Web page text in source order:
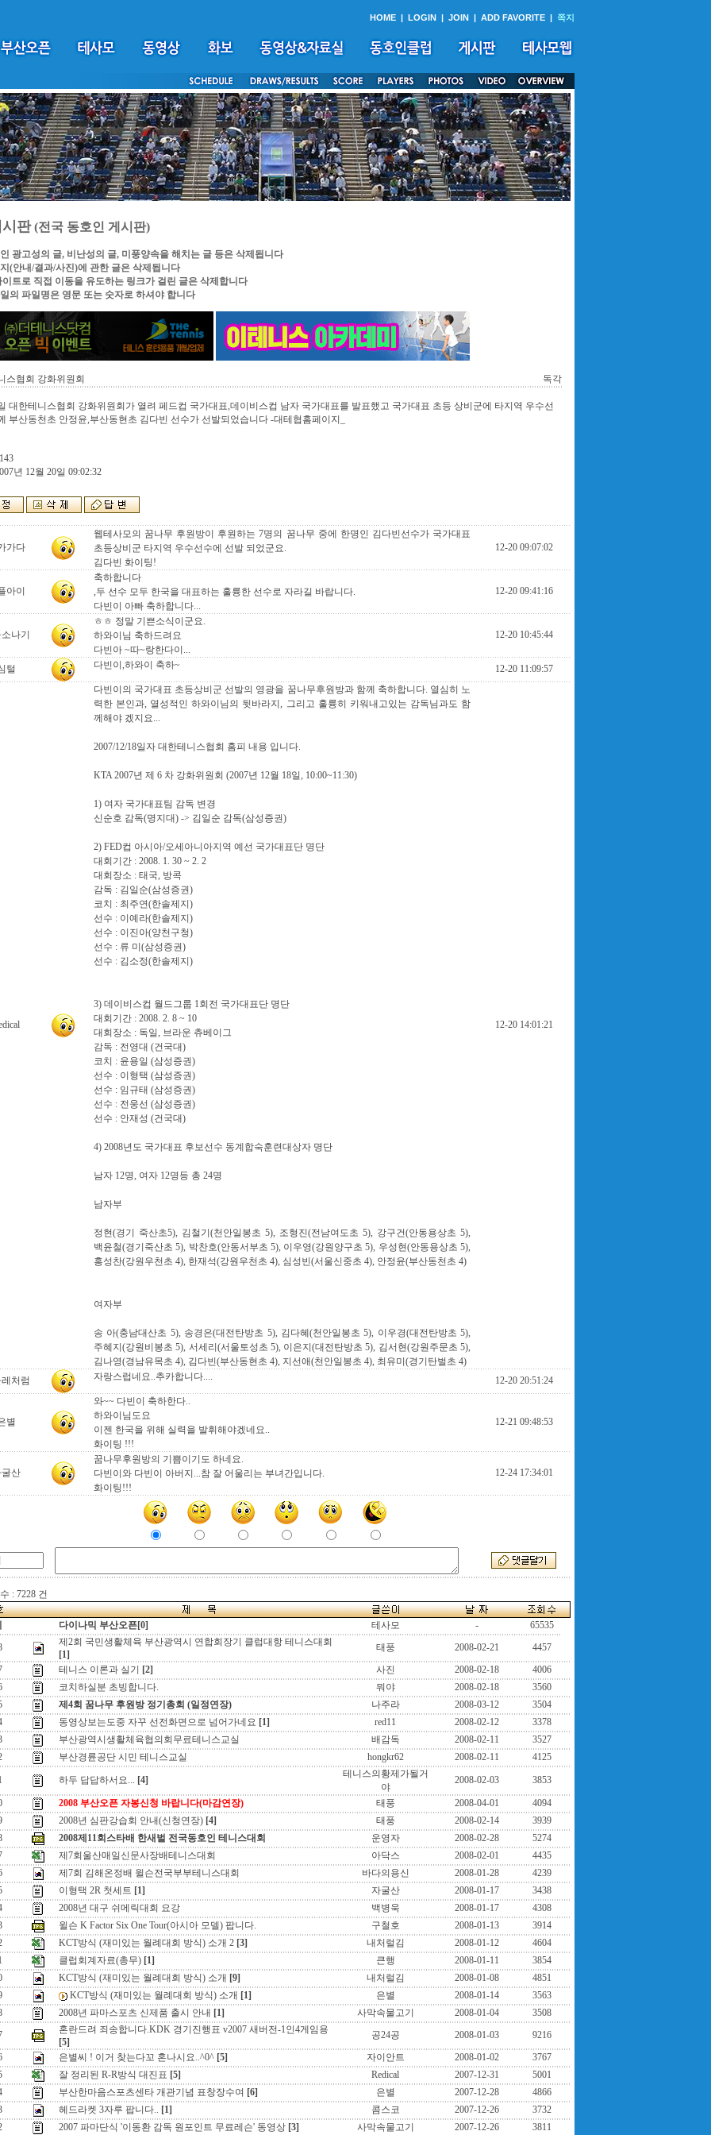
HOME | LOGIN | JOIN | ADD FAVORITE | 쪽지
판(전국 동호인 게시판)
광고성의 글, 비난성의 글, 미풍양속을 해치는 글 등은 삭제됩니다
(안내/결과/사진)에 관한 글은 삭제됩니다
트로 직접 이동을 유도하는 링크가 걸린 글은 삭제합니다
의 파일명은 영문 또는 숫자로 하셔야 합니다
스협회 강화위원회 독각
대한테니스협회 강화위원회가 열려 페드컵 국가대표,데이비스컵 남자 국가대표를 발표했고 국가대표 초등 상비군에 타지역 우수선
부산동천초 안정윤,부산동현초 김다빈 선수가 선발되었습니다 -대테협홈페이지_
년 12월 20일 09:02:32
가다
웹테사모의 꿈나무 후원방이 후원하는 7명의 꿈나무 중에 한명인 김다빈선수가 국가대표
초등상비군 타지역 우수선수에 선발 되었군요.
김다빈 화이팅!
12-20 09:07:02
아이
축하합니다
,두 선수 모두 한국을 대표하는 훌륭한 선수로 자라길 바랍니다.
다빈이 아빠 축하합니다...
12-20 09:41:16
나기
ㅎㅎ 정말 기쁜소식이군요.
하와이님 축하드려요
다빈아 ~따~랑한다이...
12-20 10:45:44
털 다빈이,하와이 축하~ 12-20 11:09:57
다빈이의 국가대표 초등상비군 선발의 영광을 꿈나무후원방과 함께 축하합니다. 열심히 노
력한 본인과, 열성적인 하와이님의 뒷바라지, 그리고 훌륭히 키워내고있는 감독님과도 함
께해야 겠지요...
2007/12/18일자 대한테니스협회 홈피 내용 입니다.
KTA 2007년 제 6 차 강화위원회 (2007년 12월 18일, 10:00~11:30)
1) 여자 국가대표팀 감독 변경
신순호 감독(명지대) -> 김일순 감독(삼성증권)
2) FED컵 아시아/오세아니아지역 예선 국가대표단 명단
대회기간 : 2008. 1. 30 ~ 2. 2
대회장소 : 태국, 방콕
감독 : 김일순(삼성증권)
코치 : 최주연(한솔제지)
선수 : 이예라(한솔제지)
선수 : 이진아(양천구청)
선수 : 류 미(삼성증권)
선수 : 김소정(한솔제지)
3) 데이비스컵 월드그룹 1회전 국가대표단 명단
대회기간 : 2008. 2. 8 ~ 10
대회장소 : 독일, 브라운 츄베이그
감독 : 전영대 (건국대)
코치 : 윤용일 (삼성증권)
선수 : 이형택 (삼성증권)
선수 : 임규태 (삼성증권)
선수 : 전웅선 (삼성증권)
선수 : 안재성 (건국대)
4) 2008년도 국가대표 후보선수 동계합숙훈련대상자 명단
남자 12명, 여자 12명등 총 24명
남자부
정현(경기 죽산초5), 김철기(천안일봉초 5), 조형진(전남여도초 5), 강구건(안동용상초 5),
백윤철(경기죽산초 5), 박찬호(안동서부초 5), 이우영(강원양구초 5), 우성현(안동용상초 5),
홍성찬(강원우천초 4), 한재석(강원우천초 4), 심성빈(서울신중초 4), 안정윤(부산동천초 4)
여자부
송 아(충남대산초 5), 송경은(대전탄방초 5), 김다혜(천안일봉초 5), 이우경(대전탄방초 5),
주혜지(강원비봉초 5), 서세리(서울토성초 5), 이은지(대전탄방초 5), 김서현(강원주문초 5),
김나영(경남유목초 4), 김다빈(부산동현초 4), 지선애(천안일봉초 4), 최유미(경기탄벌초 4)
12-20 14:01:21
처럼 자랑스럽네요..추카합니다.... 12-20 20:51:24
별
와~~ 다빈이 축하한다..
하와이님도요
이젠 한국을 위해 실력을 발휘해야겠네요..
화이팅 !!!
12-21 09:48:53
산
꿈나무후원방의 기쁨이기도 하네요.
다빈이와 다빈이 아버지...참 잘 어울리는 부녀간입니다.
화이팅!!!
12-24 17:34:01
: 7228 건
다이나믹 부산오픈[0] 테사모 -
65535
제2회 국민생활체육 부산광역시 연합회장기 클럽대항 테니스대회
[1]
태풍 2008-02-21
4457
테니스 이론과 실기 [2] 사진 2008-02-18
4006
코치하실분 초빙합니다. 뭐야 2008-02-18
3560
제4회 꿈나무 후원방 정기총회 (일정연장) 나주라 2008-03-12
3504
동영상보는도중 자꾸 선전화면으로 넘어가네요 [1] red11 2008-02-12
3378
부산광역시생활체육협의회무료테니스교실 배감독 2008-02-11
3527
부산경륜공단 시민 테니스교실 hongkr62 2008-02-11 4125
하두 답답하서요... [4]
테니스의황제가될거
야
2008-02-03 3853
2008 부산오픈 자봉신청 바랍니다(마감연장) 태풍 2008-04-01
4094
2008년 심판강습회 안내(신청연장) [4] 태풍 2008-02-14
3939
2008제11회스타배 한새벌 전국동호인 테니스대회 운영자 2008-02-28
5274
제7회울산매일신문사장배테니스대회 아닥스 2008-02-01
4435
제7회 김해온정배 윌슨전국부부테니스대회 바다의용신 2008-01-28
4239
이형택 2R 첫세트 [1] 자굴산 2008-01-17
3438
2008년 대구 쉬메릭대회 요강 백병욱 2008-01-17
4308
윌슨 K Factor Six One Tour(아시아 모델) 팝니다. 구철호 2008-01-13
3914
KCT방식 (재미있는 월례대회 방식) 소개 2 [3] 내처럴김 2008-01-12
4604
클럽회계자료(총무) [1] 큰행 2008-01-11
3854
KCT방식 (재미있는 월례대회 방식) 소개 [9] 내처럴김 2008-01-08
4851
KCT방식 (재미있는 월례대회 방식) 소개 [1] 은별 2008-01-14
3563
2008년 파마스포츠 신제품 출시 안내 [1] 사막속물고기 2008-01-04
3508
혼란드려 죄송합니다.KDK 경기진행표 v2007 새버전-1인4게임용
[5]
공24공 2008-01-03
9216
은별씨 ! 이거 찾는다꼬 혼나시요..^0^ [5] 자이안트 2008-01-02
3767
잘 정리된 R-R방식 대진표 [5] Redical 2007-12-31
5001
부산한마음스포츠센타 개관기념 표창장수여 [6] 은별 2007-12-28
4866
헤드라켓 3자루 팝니다.. [1] 콤스코 2007-12-26
3732
2007 파마단식 '이동환 감독 원포인트 무료레슨' 동영상 [3] 사막속물고기 2007-12-26 3811